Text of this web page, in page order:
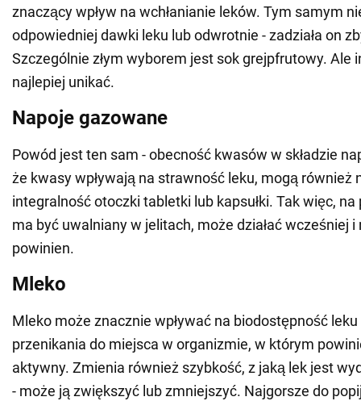
znaczący wpływ na wchłanianie leków. Tym samym
odpowiedniej dawki leku lub odwrotnie - zadziała on
Szczególnie złym wyborem jest sok grejpfrutowy. Ale
najlepiej unikać.
Napoje gazowane
Powód jest ten sam - obecność kwasów w składzie
że kwasy wpływają na strawność leku, mogą również
integralność otoczki tabletki lub kapsułki. Tak więc, na
ma być uwalniany w jelitach, może działać wcześniej i
powinien.
Mleko
Mleko może znacznie wpływać na biodostępność
przenikania do miejsca w organizmie, w którym
aktywny. Zmienia również szybkość, z jaką lek jest
- może ją zwiększyć lub zmniejszyć. Najgorsze do